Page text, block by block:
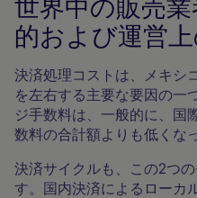
世界中の販売
的および運営
決済処理コストは、メキシ
を左右する主要な要因の一
ジ手数料は、一般的に、国
数料の合計額よりも低くな
決済サイクルも、この2つ
す。国内決済によるローカ